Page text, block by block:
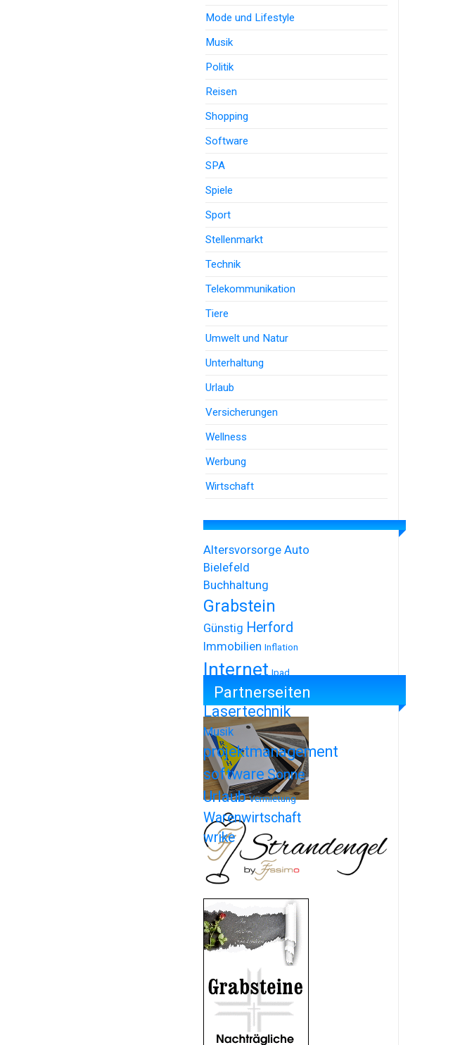
Mode und Lifestyle
Musik
Politik
Reisen
Shopping
Software
SPA
Spiele
Sport
Stellenmarkt
Technik
Telekommunikation
Tiere
Umwelt und Natur
Unterhaltung
Urlaub
Versicherungen
Wellness
Werbung
Wirtschaft
Altersvorsorge Auto
Bielefeld
Buchhaltung
Grabstein
Günstig Herford
Immobilien Inflation
Internet Ipad
Iphone
Lasertechnik
Musik
projektmanagement
softwareSonne
Urlaub Vermietung
Warenwirtschaft
wrike
Partnerseiten